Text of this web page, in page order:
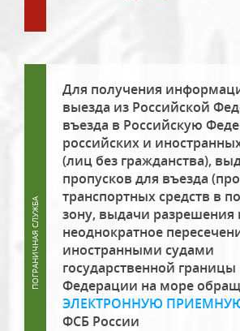
Для получения
выезда из Российской
въезда в Российскую
российских и
(лиц без гражданства),
пропусков для въезда
транспортных средств в
зону, выдачи разрешения
неоднократное
иностранными судами
государственной
Федерации на море
ЭЛЕКТРОННУЮ
ФСБ России